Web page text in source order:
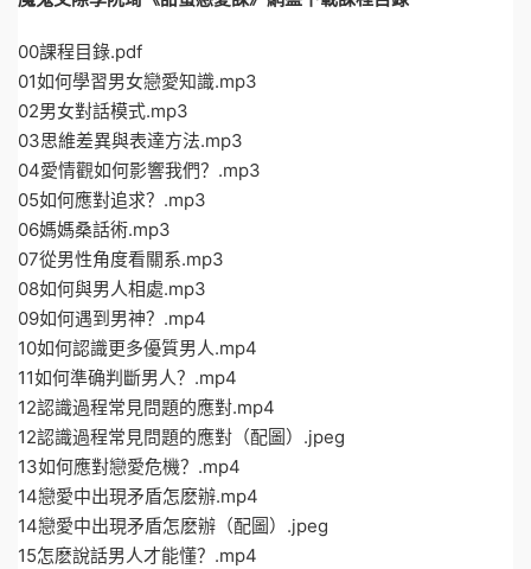
00課程目錄.pdf
01如何學習男女戀愛知識.mp3
02男女對話模式.mp3
03思維差異與表達方法.mp3
04愛情觀如何影響我們？.mp3
05如何應對追求？.mp3
06媽媽桑話術.mp3
07從男性角度看關系.mp3
08如何與男人相處.mp3
09如何遇到男神？.mp4
10如何認識更多優質男人.mp4
11如何準确判斷男人？.mp4
12認識過程常見問題的應對.mp4
12認識過程常見問題的應對（配圖）.jpeg
13如何應對戀愛危機？.mp4
14戀愛中出現矛盾怎麽辦.mp4
14戀愛中出現矛盾怎麽辦（配圖）.jpeg
15怎麽說話男人才能懂？.mp4